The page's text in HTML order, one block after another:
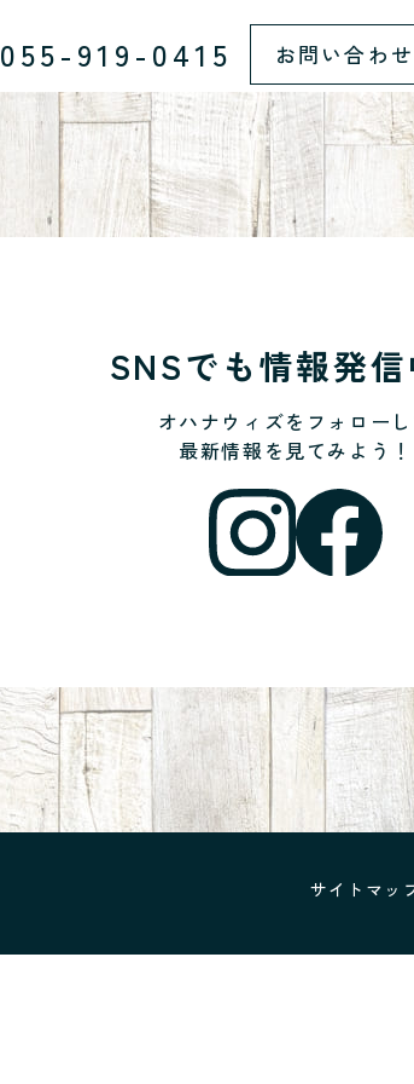
055-919-0415 お問い合わせ
SNSでも情報発信
オハナウィズをフォローし
最新情報を見てみよう！
サイトマッ